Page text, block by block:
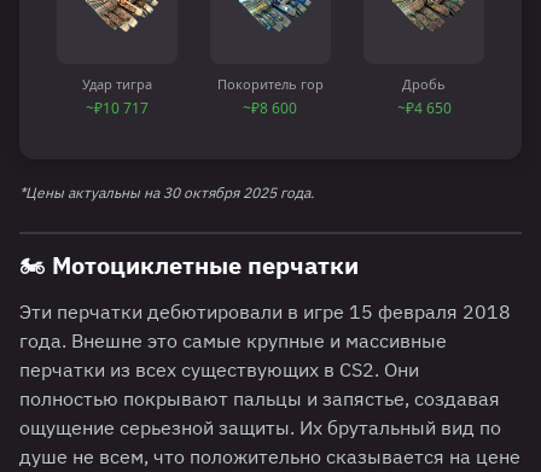
Удар тигра
~₽10 717
Покоритель гор
~₽8 600
Дробь
~₽4 650
*Цены актуальны на 30 октября 2025 года.
🏍️ Мотоциклетные перчатки
Эти перчатки дебютировали в игре 15 февраля 2018
года. Внешне это самые крупные и массивные
перчатки из всех существующих в CS2. Они
полностью покрывают пальцы и запястье, создавая
ощущение серьезной защиты. Их брутальный вид по
душе не всем, что положительно сказывается на цене